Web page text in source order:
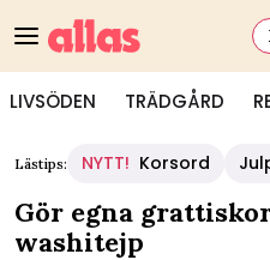
LIVSÖDEN TRÄDGÅRD
Lästips: NYTT! Korsord
Gör egna
washitejp